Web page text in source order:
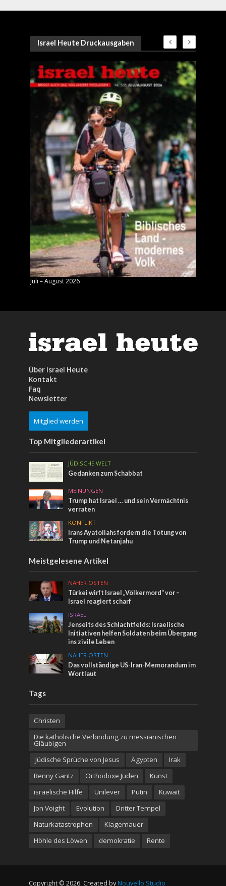
Israel Heute Druckausgaben
Juli – August 2026
Über Israel Heute
Kontakt
Faq
Newsletter
Mitglied werden
Top Mitgliederartikel
JÜDISCHE WELT
Gedanken zum Schabbat
MEINUNGEN
Trump hat Israel … und sein Vermächtnis
verraten
KONFLIKT
Irans Ayatollahs fordern die Tötung von
Trump und Netanjahu
Meistgelesene Artikel
NAHER OSTEN
Türkei wirft Israel „Völkermord“ vor –
Israel reagiert scharf
ISRAEL
Jenseits des Schlachtfelds: Israelische
Initiativen helfen Soldaten beim Übergang
ins zivile Leben
NAHER OSTEN
Das vollständige US-Iran-Memorandum im
Wortlaut
Tags
Christen
Die katholische Verbindung zu messianischen
Gläubigen
Jüdische Sprüche von Jesus
Ägypten
Irak
Benny Gantz
Orthodoxe Juden
Kunst
israelische Hilfe
Unilever Putin
Kuwait
Jon Voight
Evolution
Dritter Tempel
Naturkatastrophen
Klagemauer
Höhle des Löwen
demokratie Rente
Copyright © 2026. Created by Nouvello Studio